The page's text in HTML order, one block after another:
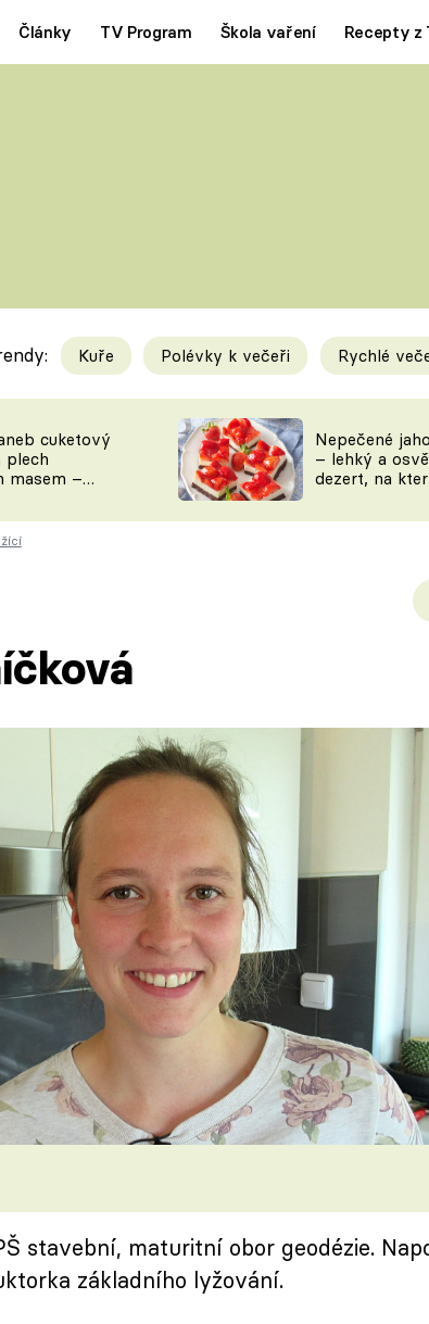
Články TV Program Škola vaření Recepty z
ŠÉF!
NA TALÍŘI
Tipy a triky
KAM ZA JÍDLEM
VYCHYTÁVKY
Kuře Polévky k večeři Rychlé
cuketový
plech
masem –
přerostlé
Nepečené
– lehký a
dezert, na
stavební, maturitní obor geodézie.
základního lyžování.